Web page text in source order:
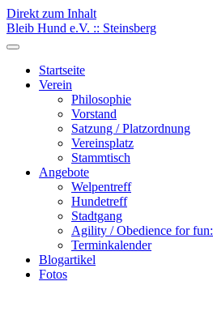
Direkt zum Inhalt
Bleib Hund e.V. :: Steinsberg
Startseite
Verein
Philosophie
Vorstand
Satzung / Platzordnung
Vereinsplatz
Stammtisch
Angebote
Welpentreff
Hundetreff
Stadtgang
Agility / Obedience for fun:
Terminkalender
Blogartikel
Fotos